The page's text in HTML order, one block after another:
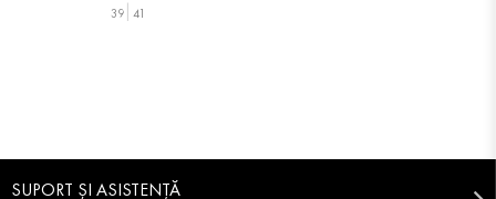
39 41
SUPORT ȘI ASISTENȚĂ